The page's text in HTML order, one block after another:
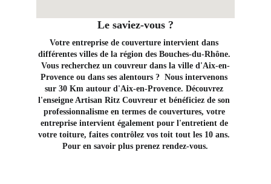
Le saviez-vous ?
Votre entreprise de couverture intervient dans
différentes villes de la région des Bouches-du-Rhône.
Vous recherchez un couvreur dans la ville d'Aix-en-
Provence ou dans ses alentours ?  Nous intervenons
sur 30 Km autour d'Aix-en-Provence. Découvrez
l'enseigne Artisan Ritz Couvreur et bénéficiez de son
professionnalisme en termes de couvertures, votre
entreprise intervient également pour l'entretient de
votre toiture, faites contrôlez vos toit tout les 10 ans.
Pour en savoir plus prenez rendez-vous.